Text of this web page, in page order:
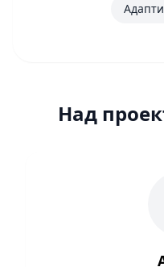
Над